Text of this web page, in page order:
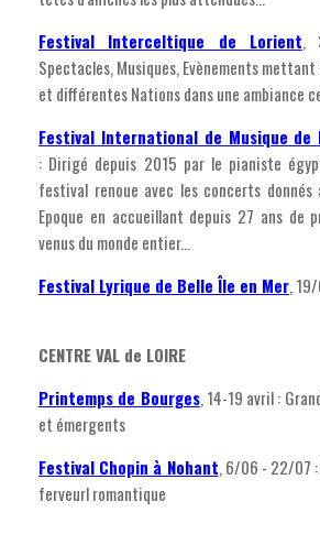
Festival Interceltique de Lorient,
Spectacles, Musiques, Evènements
et différentes Nations dans une ambiance
Festival International de Musique de
: Dirigé depuis 2015 par le pianiste
festival renoue avec les concerts donnés
Epoque en accueillant depuis 27 ans de
venus du monde entier...
Festival Lyrique de Belle Île en Mer,
CENTRE VAL de LOIRE
Printemps de Bourges, 14-19 avril :
et émergents
Festival Chopin à Nohant, 6/06 - 22/07 :
ferveurl romantique